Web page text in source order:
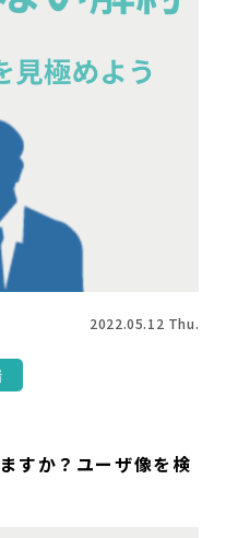
2022.05.12 Thu.
すか？ユーザ像を検